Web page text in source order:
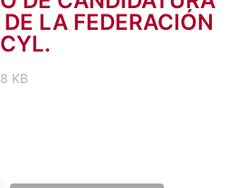
LA FEDERACIÓN
KB